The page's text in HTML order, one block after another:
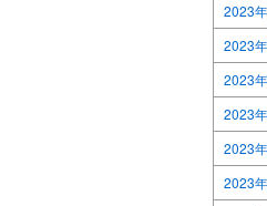
2023
2023
2023
2023
2023
2023